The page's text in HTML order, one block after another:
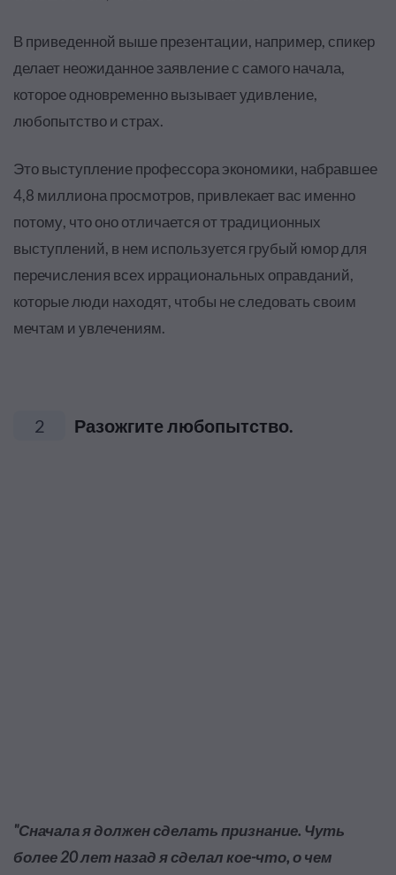
В приведенной выше презентации, например, спикер
делает неожиданное заявление с самого начала,
которое одновременно вызывает удивление,
любопытство и страх.
Это выступление профессора экономики, набравшее
4,8 миллиона просмотров, привлекает вас именно
потому, что оно отличается от традиционных
выступлений, в нем используется грубый юмор для
перечисления всех иррациональных оправданий,
которые люди находят, чтобы не следовать своим
мечтам и увлечениям.
2 Разожгите любопытство.
"Сначала я должен сделать признание. Чуть
более 20 лет назад я сделал кое-что, о чем